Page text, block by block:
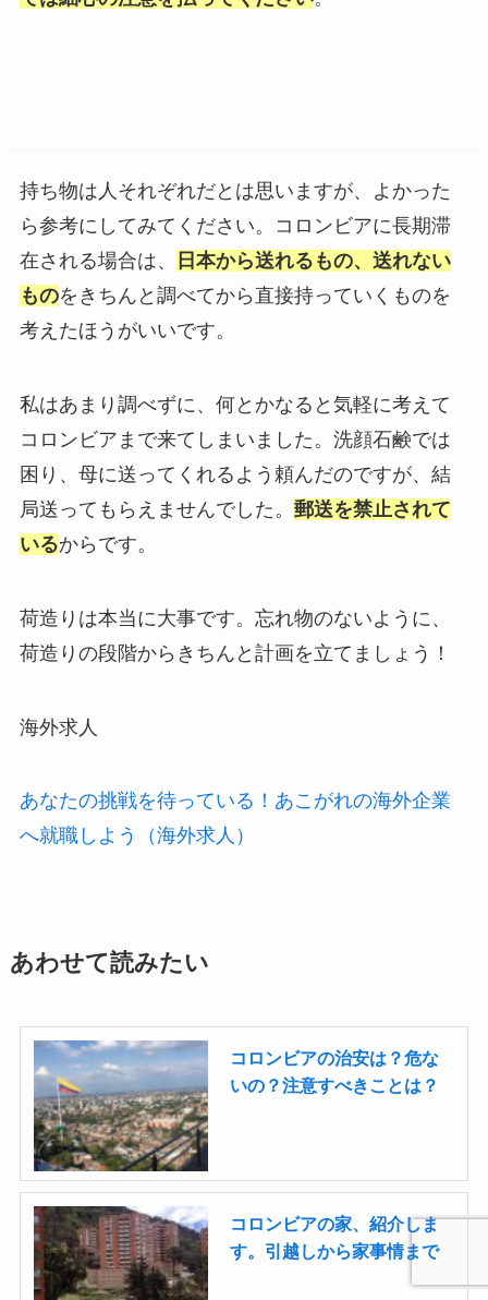
持ち物は人それぞれだとは思いますが、よかった
ら参考にしてみてください。コロンビアに長期滞
在される場合は、
日本から送れるもの、送れない
ものをきちんと調べてから直接持っていくものを
考えたほうがいいです。
私はあまり調べずに、何とかなると気軽に考えて
コロンビアまで来てしまいました。洗顔石鹸では
困り、母に送ってくれるよう頼んだのですが、結
局送ってもらえませんでした。 郵送を禁止されて
いるからです。
荷造りは本当に大事です。忘れ物のないように、
荷造りの段階からきちんと計画を立てましょう！
海外求人
あなたの挑戦を待っている！あこがれの海外企業
へ就職しよう（海外求人）
あわせて読みたい
コロンビアの治安は？危な
いの？注意すべきことは？
コロンビアの家、紹介しま
す。引越しから家事情まで